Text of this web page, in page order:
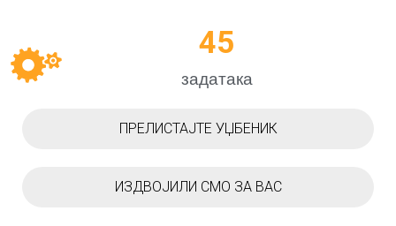
задатакa
45
ПРЕЛИСТАЈТЕ УЏБЕНИК
ИЗДВОЈИЛИ СМО ЗА ВАС